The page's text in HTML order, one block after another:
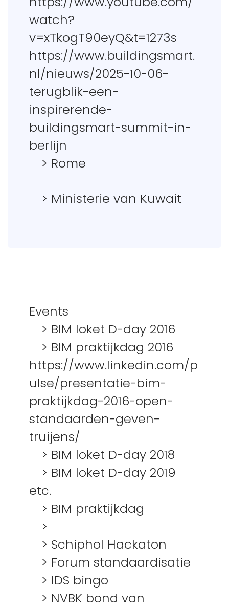
watch?
v=xTkogT90eyQ&t=1273s
https://www.buildingsmart.
nl/nieuws/2025-10-06-
terugblik-een-
inspirerende-
buildingsmart-summit-in-
berlijn
> Rome
> Ministerie van Kuwait
Events
> BIM loket D-day 2016
> BIM praktijkdag 2016
https://www.linkedin.com/p
ulse/presentatie-bim-
praktijkdag-2016-open-
standaarden-geven-
truijens/
> BIM loket D-day 2018
> BIM loket D-day 2019
etc.
> BIM praktijkdag
>
> Schiphol Hackaton
> Forum standaardisatie
> IDS bingo
> NVBK bond van
Nederland
info@vdcbase.com
Privacybeleid
Algemene
Voorwaarden
Social Media
LinkedIn
YouTube
Facebook